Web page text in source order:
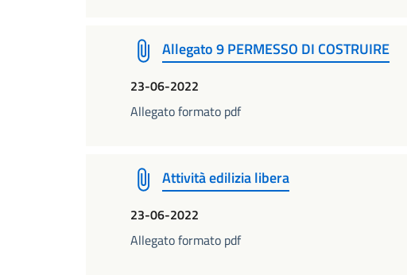
Allegato 9 PERMESSO DI COSTRUIRE
23-06-2022
Allegato formato pdf
Attività edilizia libera
23-06-2022
Allegato formato pdf